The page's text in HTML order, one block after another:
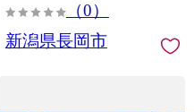
（0）
新潟県長岡市